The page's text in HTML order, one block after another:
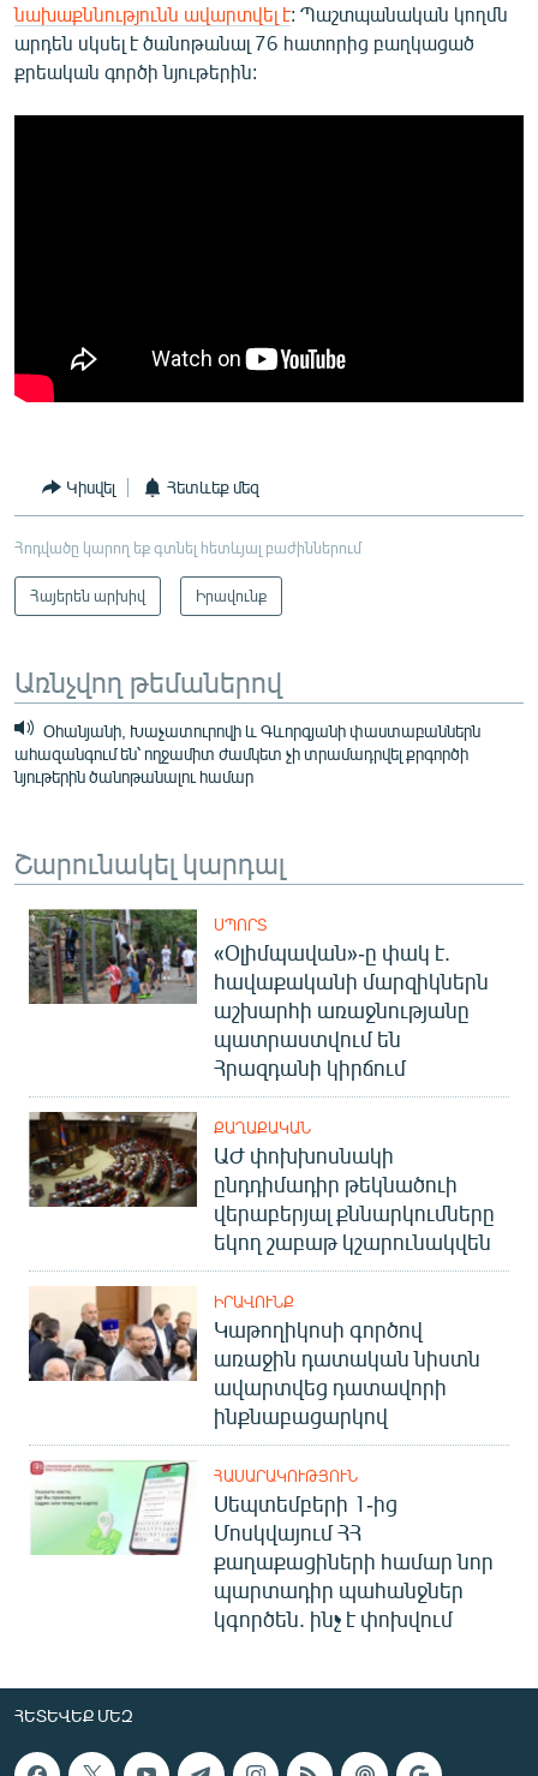
նախաքննությունն ավարտվել է: Պաշտպանական կողմն
արդեն սկսել է ծանոթանալ 76 հատորից բաղկացած
քրեական գործի նյութերին:
Կիսվել Հետևեք մեզ
Հոդվածը կարող եք գտնել հետևյալ բաժիններում
Հայերեն արխիվ Իրավունք
Առնչվող թեմաներով
Օհանյանի, Խաչատուրովի և Գևորգյանի փաստաբաններն
ահազանգում են՝ ողջամիտ ժամկետ չի տրամադրվել քրգործի
նյութերին ծանոթանալու համար
Շարունակել կարդալ
ՍՊՈՐՏ
«Օլիմպավան»-ը փակ է.
հավաքականի մարզիկներն
աշխարհի առաջնությանը
պատրաստվում են
Հրազդանի կիրճում
ՔԱՂԱՔԱԿԱՆ
ԱԺ փոխխոսնակի
ընդդիմադիր թեկնածուի
վերաբերյալ քննարկումները
եկող շաբաթ կշարունակվեն
ԻՐԱՎՈՒՆՔ
Կաթողիկոսի գործով
առաջին դատական նիստն
ավարտվեց դատավորի
ինքնաբացարկով
ՀԱՍԱՐԱԿՈՒԹՅՈՒՆ
Սեպտեմբերի 1-ից
Մոսկվայում ՀՀ
քաղաքացիների համար նոր
պարտադիր պահանջներ
կգործեն. ինչ է փոխվում
ՀԵՏԵՎԵՔ ՄԵԶ